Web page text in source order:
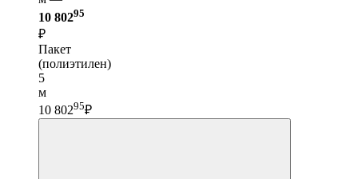
10 80295
₽
Пакет
(полиэтилен)
5
м
10 80295₽